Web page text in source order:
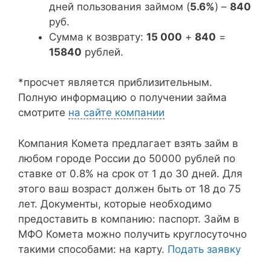
дней пользования займом (5.6%) – 840
руб.
Сумма к возврату: 15 000 + 840 =
15840 рублей.
*просчет является приблизительным.
Полную информацию о получении займа
смотрите на сайте компании
Компания Комета предлагает взять займ в
любом городе России до 50000 рублей по
ставке от 0.8% на срок от 1 до 30 дней. Для
этого ваш возраст должен быть от 18 до 75
лет. Документы, которые необходимо
предоставить в компанию: паспорт. Займ в
МФО Комета можно получить круглосуточно
такими способами: на карту. Подать заявку